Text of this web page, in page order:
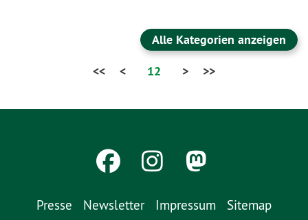
Alle Kategorien anzeigen
<<
< 12 > >>
Presse Newsletter Impressum
Sitemap